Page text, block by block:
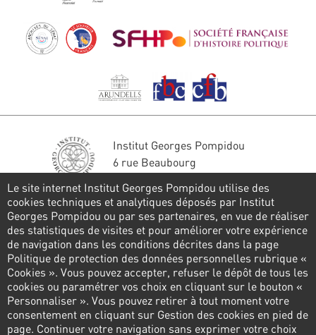
Institut Georges Pompidou
6 rue Beaubourg
Tél. : 01 44 78 41 22
Stay in touch
CONTACT FORM
Follow us
Le site internet Institut Georges Pompidou utilise des
cookies techniques et analytiques déposés par Institut
Georges Pompidou ou par ses partenaires, en vue de réaliser
des statistiques de visites et pour améliorer votre expérience
de navigation dans les conditions décrites dans la page
Politique de protection des données personnelles rubrique «
Cookies ». Vous pouvez accepter, refuser le dépôt de tous les
cookies ou paramétrer vos choix en cliquant sur le bouton «
Personnaliser ». Vous pouvez retirer à tout moment votre
consentement en cliquant sur Gestion des cookies en pied de
page. Continuer votre navigation sans exprimer votre choix